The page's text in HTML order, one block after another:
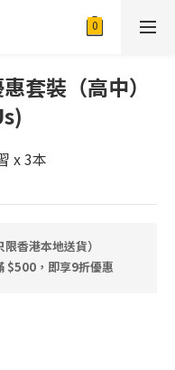
套裝（高中）
x 3本
香港本地送貨）
$500，即享9折優惠